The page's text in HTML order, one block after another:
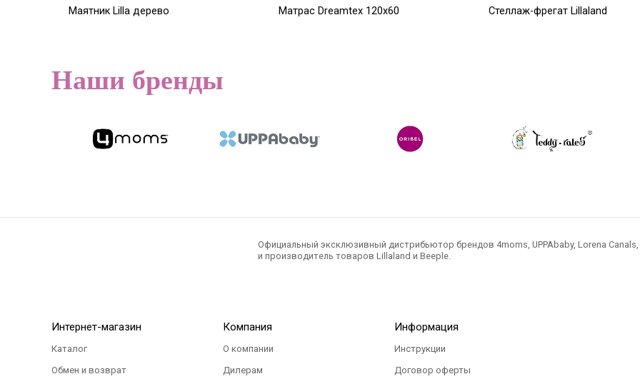
Маятник Lilla дерево
Матрас Dreamtex 120х60
Стеллаж-фрегат Lillaland
Наши бренды
Официальный эксклюзивный дистрибьютор брендов 4moms, UPPAbaby, Lorena
и производитель товаров Lillaland и Beeple.
Интернет-магазин
Каталог
Обмен и возврат
Компания
О компании
Дилерам
Информация
Инструкции
Договор оферты